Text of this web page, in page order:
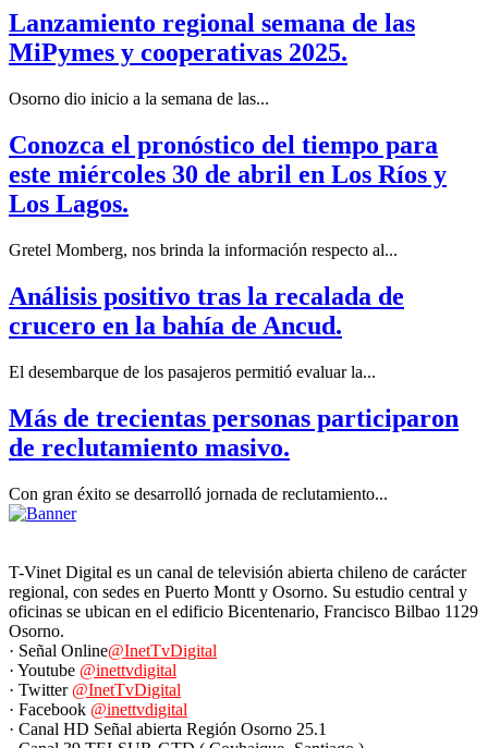
Lanzamiento regional semana de las
MiPymes y cooperativas 2025.
Osorno dio inicio a la semana de las...
Conozca el pronóstico del tiempo para
este miércoles 30 de abril en Los Ríos y
Los Lagos.
Gretel Momberg, nos brinda la información respecto al...
Análisis positivo tras la recalada de
crucero en la bahía de Ancud.
El desembarque de los pasajeros permitió evaluar la...
Más de trecientas personas participaron
de reclutamiento masivo.
Con gran éxito se desarrolló jornada de reclutamiento...
T-Vinet Digital es un canal de televisión abierta chileno de carácter
regional, con sedes en Puerto Montt y Osorno. Su estudio central y
oficinas se ubican en el edificio Bicentenario, Francisco Bilbao 1129
Osorno.
· Señal Online@InetTvDigital
· Youtube @inettvdigital
· Twitter @InetTvDigital
· Facebook @inettvdigital
· Canal HD Señal abierta Región Osorno 25.1